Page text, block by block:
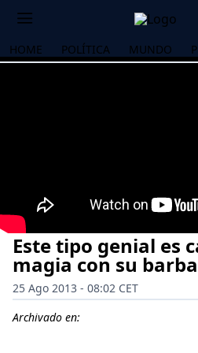
HOME POLÍTICA MUNDO
Este tipo genial es
magia con su barba
25 Ago 2013 - 08:02 CET
Archivado en: